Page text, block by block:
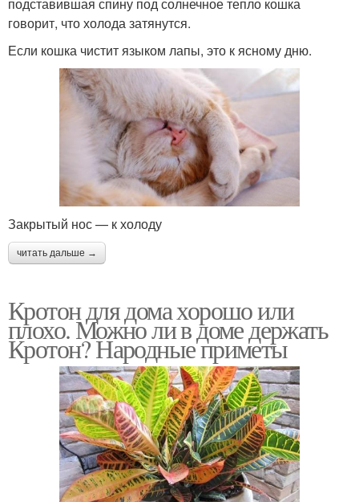
говорит, что холода затянутся.
Если кошка чистит языком лапы, это к ясному дню.
Закрытый нос — к холоду
читать дальше →
Кротон для дома хорошо или
плохо. Можно ли в доме держать
Кротон? Народные приметы